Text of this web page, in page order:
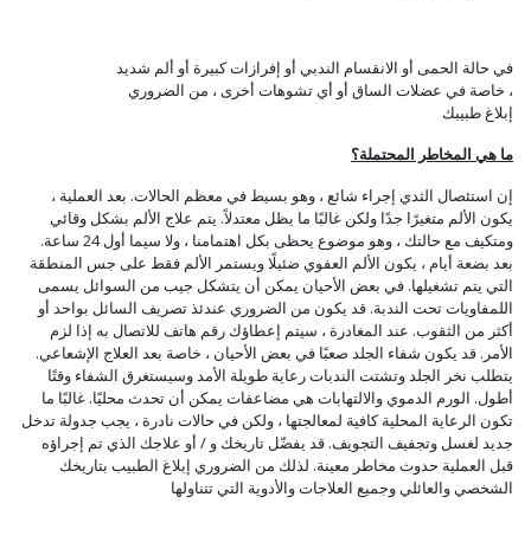
في حالة الحمى أو الانقسام الندبي أو إفرازات كبيرة أو ألم شديد
، خاصة في عضلات الساق أو أي تشوهات أخرى ، من الضروري
إبلاغ طبيبك
ما هي المخاطر المحتملة؟
إن استئصال الثدي إجراء شائع ، وهو بسيط في معظم الحالات. بعد العملية ،
يكون الألم متغيرًا جدًا ولكن غالبًا ما يظل معتدلاً. يتم علاج الألم بشكل وقائي
ومتكيف مع حالتك ، وهو موضوع يحظى بكل اهتمامنا ، ولا سيما أول 24 ساعة.
بعد بضعة أيام ، يكون الألم العفوي ضئيلًا ويستمر الألم فقط على جس المنطقة
التي يتم تشغيلها. في بعض الأحيان يمكن أن يتشكل جيب من السوائل يسمى
اللمفاويات تحت الندبة. قد يكون من الضروري عندئذ تصريف السائل بواحد أو
أكثر من الثقوب. عند المغادرة ، سيتم إعطاؤك رقم هاتف للاتصال به إذا لزم
الأمر. قد يكون شفاء الجلد صعبًا في بعض الأحيان ، خاصة بعد العلاج الإشعاعي.
يتطلب نخر الجلد وتشتت الندبات رعاية طويلة الأمد وسيستغرق الشفاء وقتًا
أطول. الورم الدموي والالتهابات هي مضاعفات يمكن أن تحدث محليًا. غالبًا ما
تكون الرعاية المحلية كافية لمعالجتها ، ولكن في حالات نادرة ، يجب جدولة تدخل
جديد لغسل وتجفيف التجويف. قد يفضّل تاريخك و / أو علاجك الذي تم إجراؤه
قبل العملية حدوث مخاطر معينة. لذلك من الضروري إبلاغ الطبيب بتاريخك
الشخصي والعائلي وجميع العلاجات والأدوية التي تتناولها